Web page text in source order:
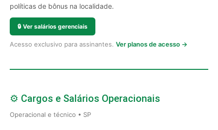
políticas de bônus na localidade.
🔒 Ver salários gerenciais
Acesso exclusivo para assinantes. Ver planos de acesso →
⚙️ Cargos e Salários Operacionais
Operacional e técnico • SP